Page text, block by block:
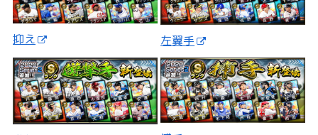
抑え 左翼手